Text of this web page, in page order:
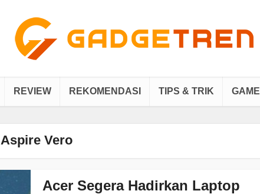
REVIEW REKOMENDASI TIPS & TRIK GAME
Aspire Vero
Acer Segera Hadirkan Laptop